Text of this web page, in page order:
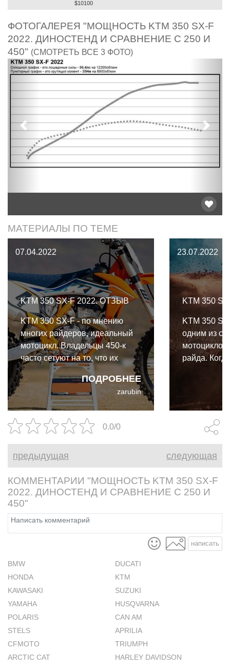
$10100
ФОТОГАЛЕРЕЯ "МОЩНОСТЬ KTM 350 SX-F
2022. ДИНОСТЕНД И СРАВНЕНИЕ С 250 И
450" (СМОТРЕТЬ ВСЕ 3 ФОТО)
Предыдущий
МАТЕРИАЛЫ ПО ТЕМЕ
07.04.2022
KTM 350 SX-F 2022. ОТЗЫВ
ПОДРОБНЕЕ
KTM 350 SX-F - по мнению
многих райдеров, идеальный
мотоцикл. Владельцы 450-к
часто сетуют на то, что их
мотоциклы тяжеловаты,
рулятся хуже, чем хотелось бы,
и при этом излишне
приёмистые. Владельцы
четырёхтактных 250-к
жалуются на недостаток
мощности…
zarubin
23.07.2022
KTM 350
KTM 350
одним из
райда.
350 SX-F
0.0/0
предыдущая следующая
КОММЕНТАРИИ "МОЩНОСТЬ KTM 350 SX-F
2022. ДИНОСТЕНД И СРАВНЕНИЕ С 250 И
450"
написать
BMW
DUCATI
HONDA
KTM
KAWASAKI
SUZUKI
YAMAHA
HUSQVARNA
POLARIS
CAN AM
STELS
APRILIA
CFMOTO
TRIUMPH
ARCTIC CAT
HARLEY DAVIDSON